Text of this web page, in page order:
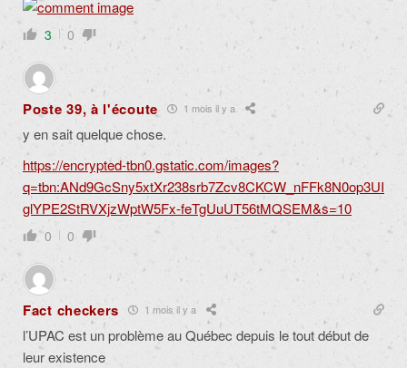
3 0
Poste 39, à l'écoute 1 mois il y a
y en sait quelque chose.
https://encrypted-tbn0.gstatic.com/images?
q=tbn:ANd9GcSny5xtXr238srb7Zcv8CKCW_nFFk8N0op3UI
glYPE2StRVXjzWptW5Fx-feTgUuUT56tMQSEM&s=10
0 0
Fact checkers 1 mois il y a
l’UPAC est un problème au Québec depuis le tout début de
leur existence